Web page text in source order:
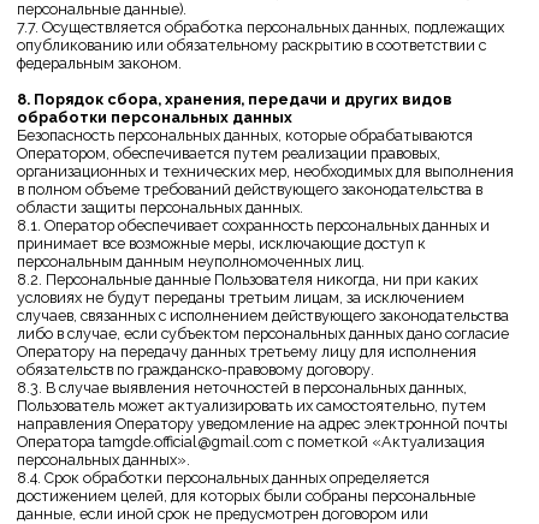
13. Заключительные положения
13.1. Пользователь может получить любые разъяснения по
интересующим вопросам, касающимся обработки его персональных
данных, обратившись к Оператору с помощью электронной почты
tamgde.official@gmail.com.
политики обработки персональных данных Оператором. Политика
действует бессрочно до замены ее новой версией.
13.3. Актуальная версия Политики в свободном доступе расположена
в сети Интернет по адресу https://tamgde.store.
Каталог
Покупателям